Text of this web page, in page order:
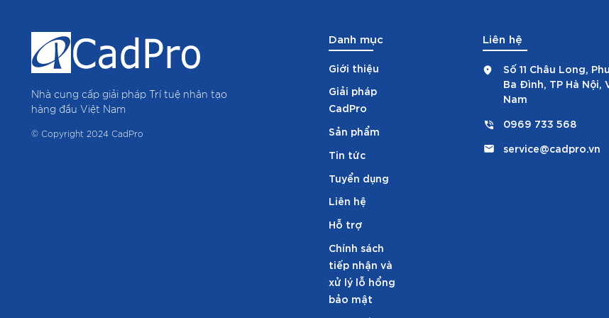
Nhà cung cấp giải pháp Trí tuệ nhân tạo
hàng đầu Việt Nam
© Copyright 2024 CadPro
Danh mục
Giới thiệu
Giải pháp
CadPro
Sản phẩm
Tin tức
Tuyển dụng
Liên hệ
Hỗ trợ
Chính sách
tiếp nhận và
xử lý lỗ hổng
bảo mật
Liên hệ
Số 11 Châu Long,
Ba Đình, TP Hà Nội,
Nam
0969 733 568
service@cadpro.vn